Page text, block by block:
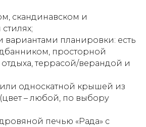
скандинавском и
планировки: есть
просторной
террасой/верандой и
односкатной крышей из
– любой, по выбору
печью «Рада» с